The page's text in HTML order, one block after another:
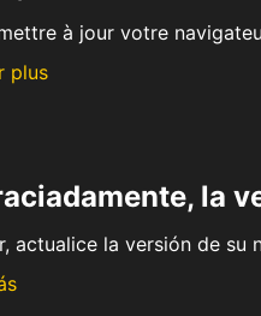
à jour votre
plus
la
actualice la versión de